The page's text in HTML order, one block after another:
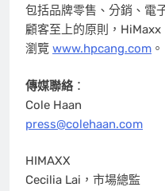
包括品牌零售、分銷、電
顧客至上的原則，
瀏覽 www.hpcang.com 。
傳媒聯絡 ：
Cole Haan
press@colehaan.com
HIMAXX
Cecilia Lai，市場總監